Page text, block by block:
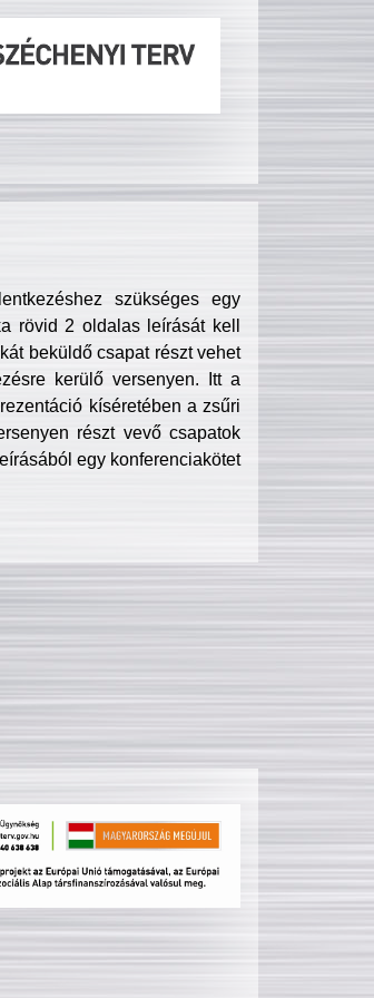
szükséges egy
rövid 2 oldalas leírását kell
beküldő csapat részt vehet
kerülő versenyen. Itt a
kíséretében a zsűri
részt vevő csapatok
egy konferenciakötet